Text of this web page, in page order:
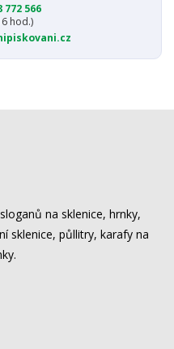
772 566
hod.)
na sklenice, hrnky,
sklenice, půllitry, karafy na